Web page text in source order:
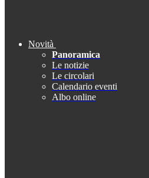
Novità
Panoramica
Le notizie
Le circolari
Calendario eventi
Albo online